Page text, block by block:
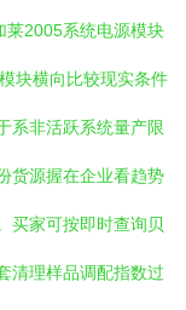
莱2005系统电源模块
块横向比较现实条件
系非活跃系统量产限
货源握在企业看趋势
买家可按即时查询贝
清理样品调配指数过